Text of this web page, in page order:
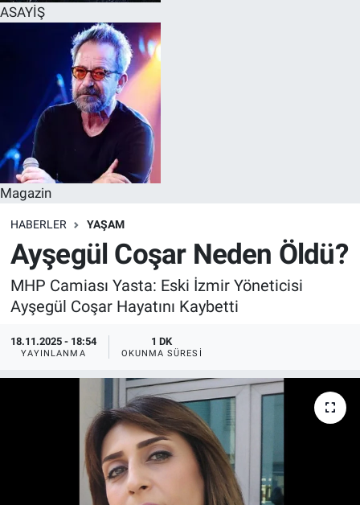
ASAYİŞ
Magazin
HABERLER YAŞAM
Ayşegül Coşar Neden Öldü?
MHP Camiası Yasta: Eski İzmir Yöneticisi
Ayşegül Coşar Hayatını Kaybetti
18.11.2025 - 18:54
YAYINLANMA
1 DK
OKUNMA SÜRESI